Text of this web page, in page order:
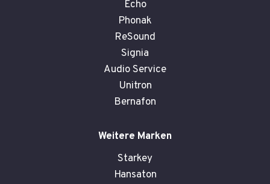
Echo
Phonak
ReSound
Signia
Audio Service
Unitron
Bernafon
Weitere Marken
Starkey
Hansaton